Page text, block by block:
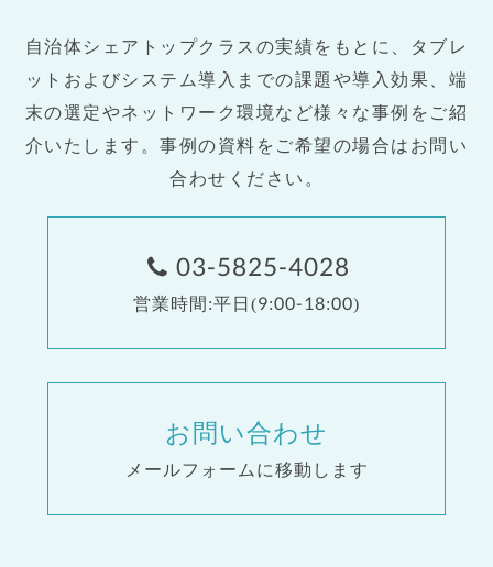
自治体シェアトップクラスの実績をもとに、タブレ
ットおよびシステム導入までの課題や導入効果、端
末の選定やネットワーク環境など様々な事例をご紹
介いたします。事例の資料をご希望の場合はお問い
合わせください。
03-5825-4028
営業時間:平日(9:00-18:00)
お問い合わせ
メールフォームに移動します